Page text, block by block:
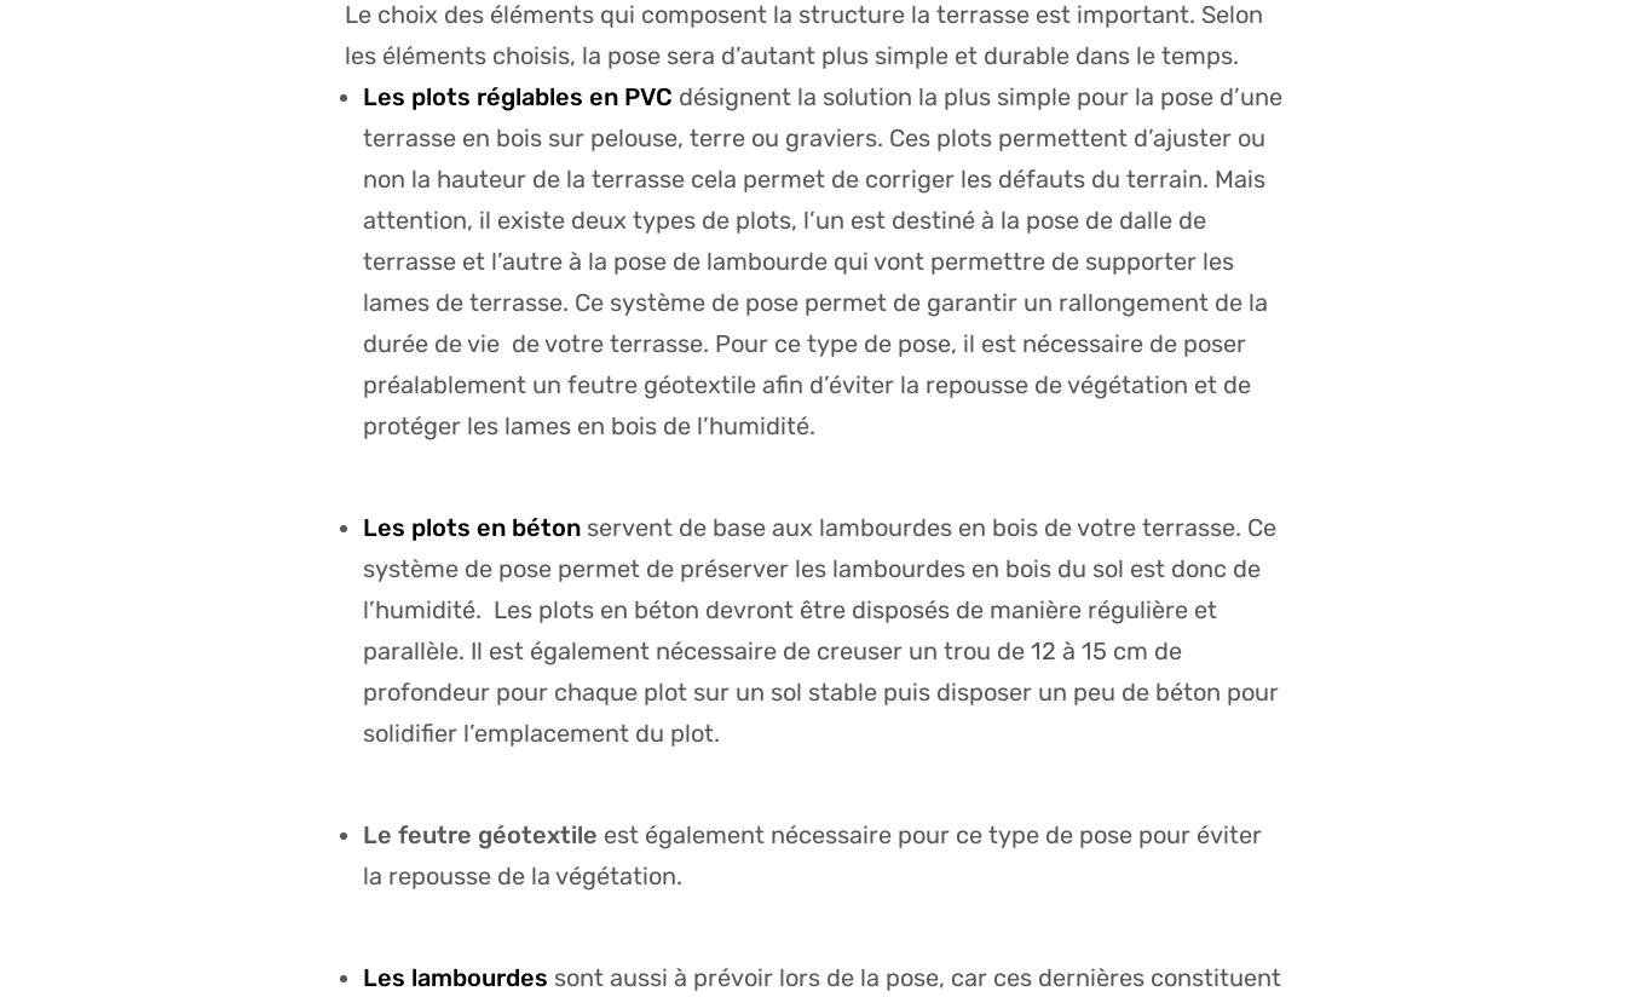
Le choix des éléments qui composent la structure la terrasse est important. Selon
les éléments choisis, la pose sera d’autant plus simple et durable dans le temps.
Les plots réglables en PVC désignent la solution la plus simple pour la pose d’une
terrasse en bois sur pelouse, terre ou graviers. Ces plots permettent d’ajuster ou
non la hauteur de la terrasse cela permet de corriger les défauts du terrain. Mais
attention, il existe deux types de plots, l’un est destiné à la pose de dalle de
terrasse et l’autre à la pose de lambourde qui vont permettre de supporter les
lames de terrasse. Ce système de pose permet de garantir un rallongement de la
durée de vie de votre terrasse. Pour ce type de pose, il est nécessaire de poser
préalablement un feutre géotextile afin d’éviter la repousse de végétation et de
protéger les lames en bois de l’humidité.
Les plots en bétonservent de base aux lambourdes en bois de votre terrasse. Ce
système de pose permet de préserver les lambourdes en bois du sol est donc de
l’humidité. Les plots en béton devront être disposés de manière régulière et
parallèle. Il est également nécessaire de creuser un trou de 12 à 15 cm de
profondeur pour chaque plot sur un sol stable puis disposer un peu de béton pour
solidifier l’emplacement du plot.
Le feutre géotextile est également nécessaire pour ce type de pose pour éviter
la repousse de la végétation.
Les lambourdes sont aussi à prévoir lors de la pose, car ces dernières constituent